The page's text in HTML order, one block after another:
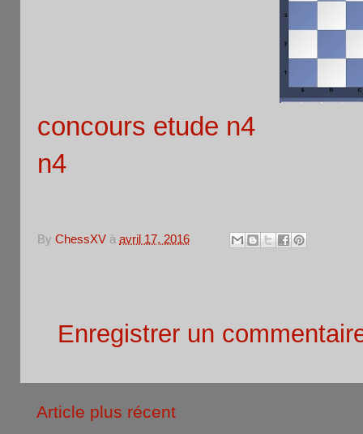
concours etude n4
n4
By ChessXV à avril 17, 2016
Enregistrer un
Article plus récent